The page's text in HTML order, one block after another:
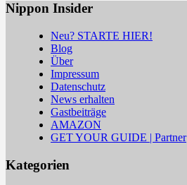
Nippon Insider
Neu? STARTE HIER!
Blog
Über
Impressum
Datenschutz
News erhalten
Gastbeiträge
AMAZON
GET YOUR GUIDE | Partner
Kategorien